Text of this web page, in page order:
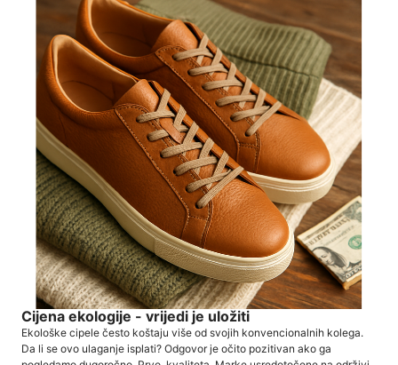
Cijena ekologije - vrijedi je uložiti
Ekološke cipele često koštaju više od svojih konvencionalnih kolega.
Da li se ovo ulaganje isplati? Odgovor je očito pozitivan ako ga